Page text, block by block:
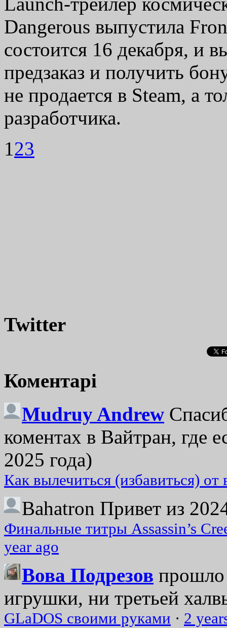
Dangerous выпустила
состоится 16 декабря, и
предзаказ и получить
не продается в Steam, а
разработчика.
123
Twitter
Коментарі
Mudruy Andrew
коментах в Вайтран, где
2025 года)
Как вылечиться (избавиться)
Bahatron Привет из
Финальные титры Assassin’s
year ago
Вова Подрезов прошло
игрушки, ни третьей
GLaDOS своими руками · 2